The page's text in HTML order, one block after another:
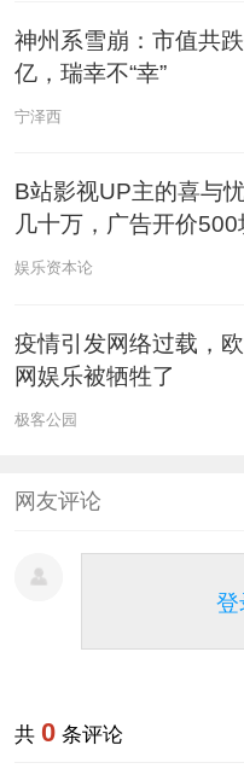
神州系雪崩：市值共
亿，瑞幸不“幸”
宁泽西
B站影视UP主的喜与
几十万，广告开价500
娱乐资本论
疫情引发网络过载，
网娱乐被牺牲了
极客公园
网友评论
登
共 0 条评论